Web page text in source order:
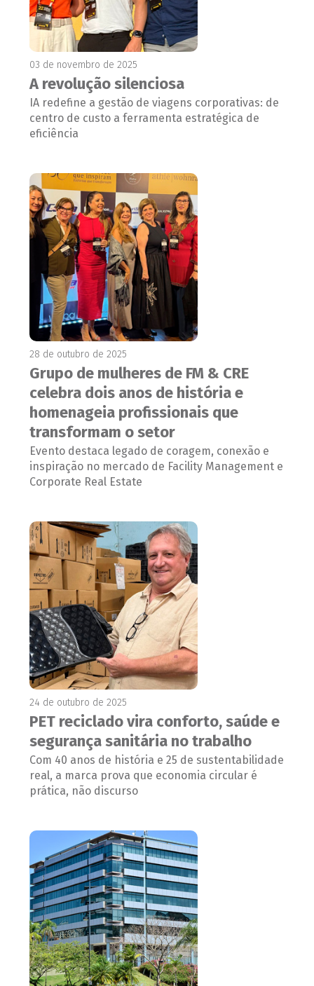
03 de novembro de 2025
A revolução silenciosa
IA redefine a gestão de viagens corporativas: de
centro de custo a ferramenta estratégica de
eficiência
28 de outubro de 2025
Grupo de mulheres de FM & CRE
celebra dois anos de história e
homenageia profissionais que
transformam o setor
Evento destaca legado de coragem, conexão e
inspiração no mercado de Facility Management e
Corporate Real Estate
24 de outubro de 2025
PET reciclado vira conforto, saúde e
segurança sanitária no trabalho
Com 40 anos de história e 25 de sustentabilidade
real, a marca prova que economia circular é
prática, não discurso